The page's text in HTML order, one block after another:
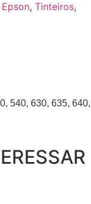
Epson, Tinteiros,
540, 630, 635, 640,